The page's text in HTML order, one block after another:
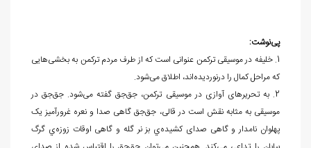
پی‌نوشت:
1. خلیفه در موسیقی ترکمن عنوانی است که از طرف مردم ترکمن به بخشی‌هایی
که مراحل کمال را درنوردیده‌اند، اطلاق می‌شود.
2. به تحریر‌های آوازی در موسیقی ترکمن، جق‌جق گفته می‌شود. جق‌جق در
موسیقی به مثابه نقش است در قالی، جق‌جق گاهی صدا و نعره غرورآمیز یک
پهلوان نامدار و گاهی صدای کشیده‌ي بز نر گله و گاهی اوقات زوزه‌ي گرگ